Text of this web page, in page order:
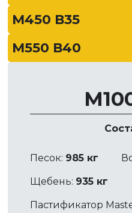
М450 В35
М550 В40
Песок: 985 кг
Щебень: 935 кг
Пастификатор